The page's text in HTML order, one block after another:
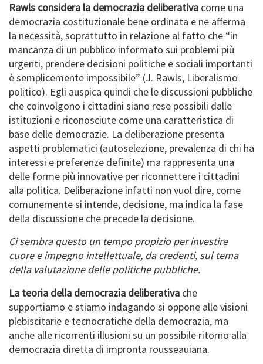
Rawls considera la democrazia deliberativa come una
democrazia costituzionale bene ordinata e ne afferma
la necessità, soprattutto in relazione al fatto che “in
mancanza di un pubblico informato sui problemi più
urgenti, prendere decisioni politiche e sociali importanti
è semplicemente impossibile” (J. Rawls, Liberalismo
politico). Egli auspica quindi che le discussioni pubbliche
che coinvolgono i cittadini siano rese possibili dalle
istituzioni e riconosciute come una caratteristica di
base delle democrazie. La deliberazione presenta
aspetti problematici (autoselezione, prevalenza di chi ha
interessi e preferenze definite) ma rappresenta una
delle forme più innovative per riconnettere i cittadini
alla politica. Deliberazione infatti non vuol dire, come
comunemente si intende, decisione, ma indica la fase
della discussione che precede la decisione.
Ci sembra questo un tempo propizio per investire
cuore e impegno intellettuale, da credenti, sul tema
della valutazione delle politiche pubbliche.
La teoria della democrazia deliberativa che
supportiamo e stiamo indagando si oppone alle visioni
plebiscitarie e tecnocratiche della democrazia, ma
anche alle ricorrenti illusioni su un possibile ritorno alla
democrazia diretta di impronta rousseauiana.